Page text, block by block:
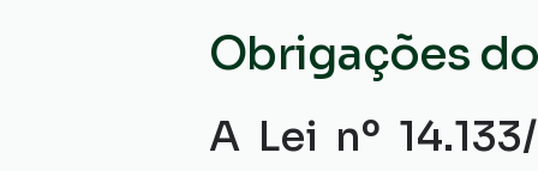
Obrigações
A Lei nº